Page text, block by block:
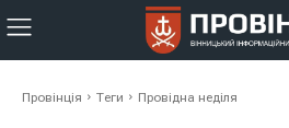
Провінція Теги Провідна неділя